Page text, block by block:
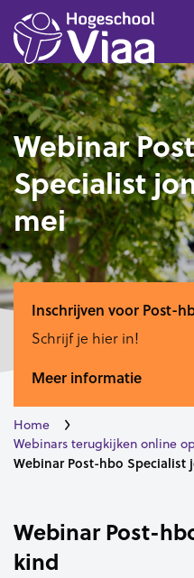
Webinar
Specialist
mei
Inschrijven voor Post-
Schrijf je hier in!
Meer informatie
Home
Webinars terugkijken online
Webinar Post-hbo Specialist
Webinar Post-
kind